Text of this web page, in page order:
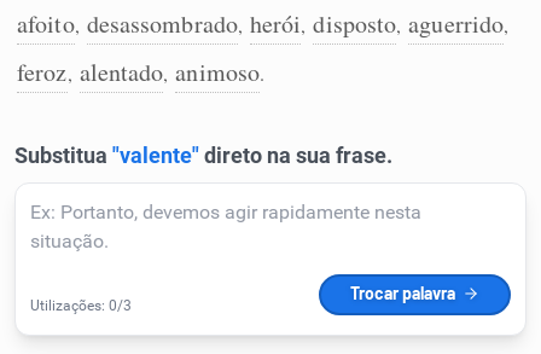
Corrigir Texto
Detector de IA
Humanizador de IA
afoito, desassombrado, herói, disposto, aguerrido,
feroz, alentado, animoso.